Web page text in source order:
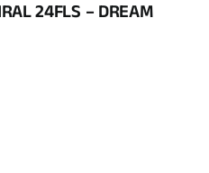
24FLS – DREAM